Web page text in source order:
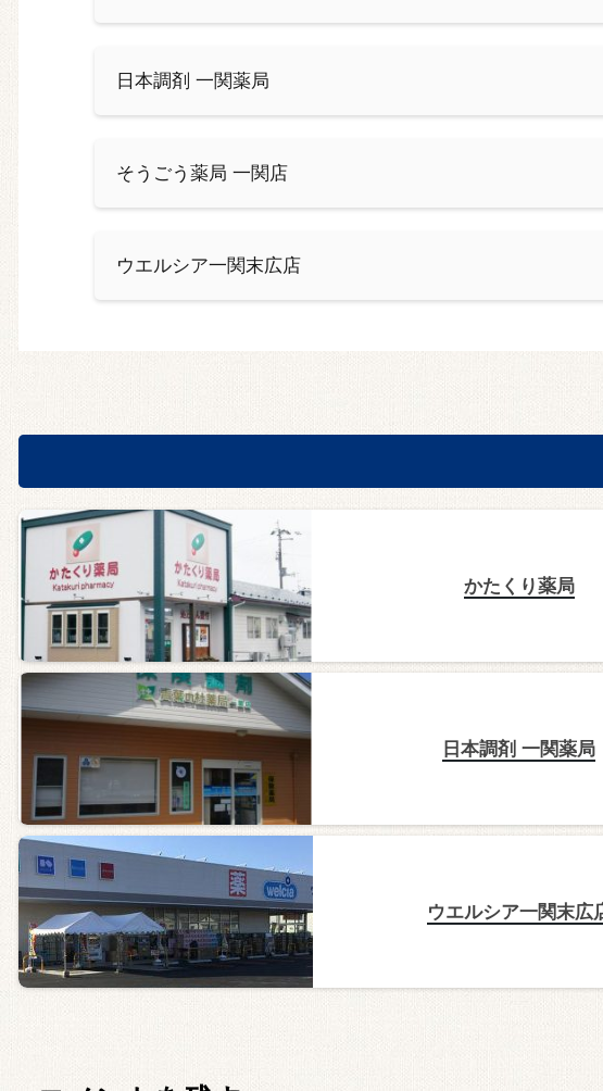
日本調剤 一関薬局
そうごう薬局 一関店
ウエルシア一関末広店
かたくり薬局
日本調剤 一関薬局
ウエルシア一関末広